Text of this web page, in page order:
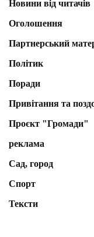
Новини від читачів
Оголошення
Партнерський
Політик
Поради
Привітання та
Проєкт "Громади"
реклама
Сад, город
Спорт
Тексти